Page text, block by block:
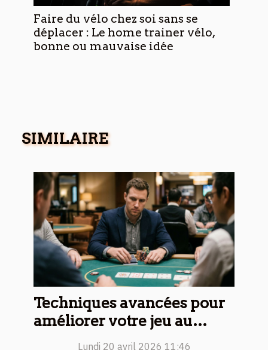
Faire du vélo chez soi sans se
déplacer : Le home trainer vélo,
bonne ou mauvaise idée
SIMILAIRE
Techniques avancées pour
améliorer votre jeu au
poker sportif
Lundi 20 avril 2026 11:46